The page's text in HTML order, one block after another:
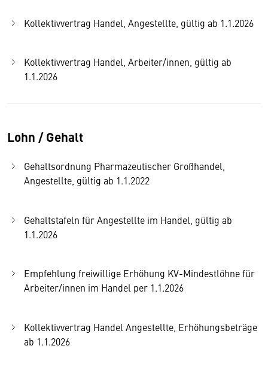
Kollektivvertrag Handel, Angestellte, gültig ab 1.1.2026
Kollektivvertrag Handel, Arbeiter/innen, gültig ab
1.1.2026
Lohn / Gehalt
Gehaltsordnung Pharmazeutischer Großhandel,
Angestellte, gültig ab 1.1.2022
Gehaltstafeln für Angestellte im Handel, gültig ab
1.1.2026
Empfehlung freiwillige Erhöhung KV-Mindestlöhne für
Arbeiter/innen im Handel per 1.1.2026
Kollektivvertrag Handel Angestellte, Erhöhungsbeträge
ab 1.1.2026